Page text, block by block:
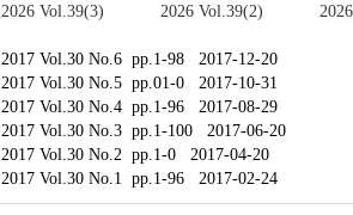
2026 Vol.39(3) 2026 Vol.39(2)
2017 Vol.30 No.6 pp.1-98 2017-12-20
2017 Vol.30 No.5 pp.01-0 2017-10-31
2017 Vol.30 No.4 pp.1-96 2017-08-29
2017 Vol.30 No.3 pp.1-100 2017-06-20
2017 Vol.30 No.2 pp.1-0 2017-04-20
2017 Vol.30 No.1 pp.1-96 2017-02-24